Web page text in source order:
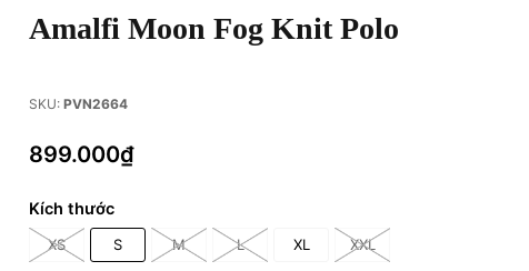
Amalfi Moon Fog Knit Polo
SKU:PVN2664
899.000₫
Kích thước
XS S M L XL XXL